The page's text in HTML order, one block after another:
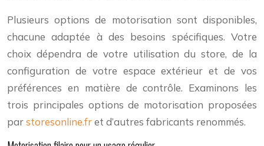
Plusieurs options de motorisation sont disponibles,
chacune adaptée à des besoins spécifiques. Votre
choix dépendra de votre utilisation du store, de la
configuration de votre espace extérieur et de vos
préférences en matière de contrôle. Examinons les
trois principales options de motorisation proposées
parstoresonline.fret d’autres fabricants renommés.